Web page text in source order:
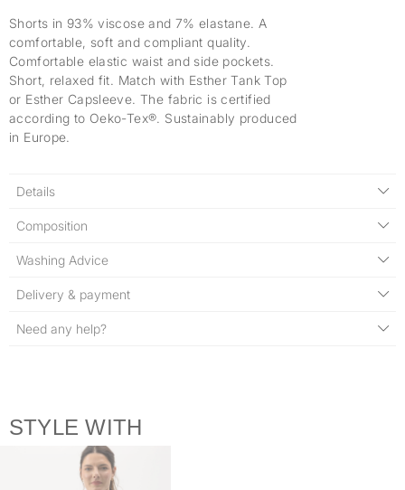
Shorts in 93% viscose and 7% elastane. A
comfortable, soft and compliant quality.
Comfortable elastic waist and side pockets.
Short, relaxed fit. Match with Esther Tank Top
or Esther Capsleeve. The fabric is certified
according to Oeko-Tex®. Sustainably produced
in Europe.
Details
Composition
Washing Advice
Delivery & payment
Need any help?
STYLE WITH